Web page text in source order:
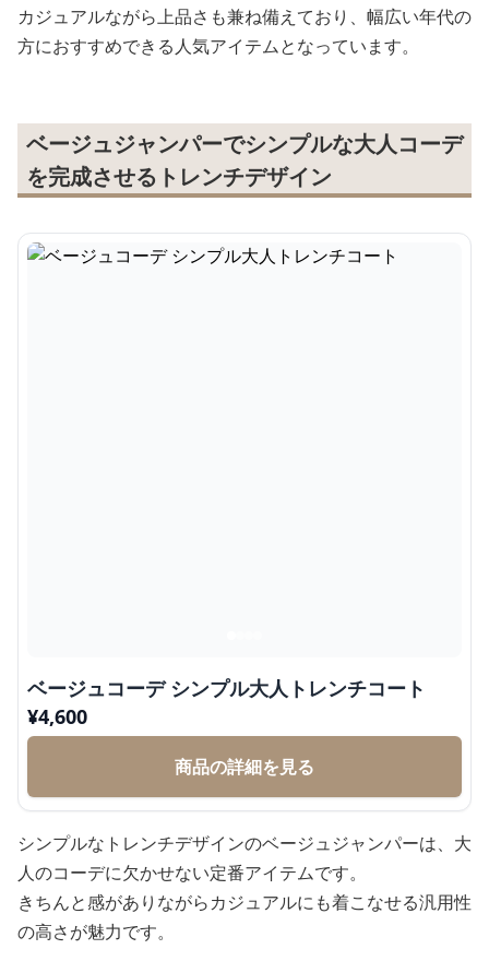
カジュアルながら上品さも兼ね備えており、幅広い年代の
方におすすめできる人気アイテムとなっています。
ベージュジャンパーでシンプルな大人コーデ
を完成させるトレンチデザイン
ベージュコーデ シンプル大人トレンチコート
¥4,600
商品の詳細を見る
シンプルなトレンチデザインのベージュジャンパーは、大
人のコーデに欠かせない定番アイテムです。
きちんと感がありながらカジュアルにも着こなせる汎用性
の高さが魅力です。